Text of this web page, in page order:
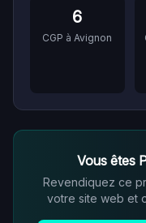
6
CGP àAvignon
Vous êtes
Revendiquez ce
votre site web et